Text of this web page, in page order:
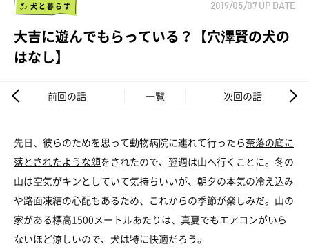
犬と暮らす 2019/05/07 UP DATE
大吉に遊んでもらっている？【穴澤賢の犬の
はなし】
前回の話 一覧 次回の話
先日、彼らのためを思って動物病院に連れて行ったら奈落の底に
落とされたような顔をされたので、翌週は山へ行くことに。冬の
山は空気がキンとしていて気持ちいいが、朝夕の本気の冷え込み
や路面凍結の心配もあるため、これからの季節が楽しみだ。山の
家がある標高1500メートルあたりは、真夏でもエアコンがいら
ないほど涼しいので、犬は特に快適だろう。